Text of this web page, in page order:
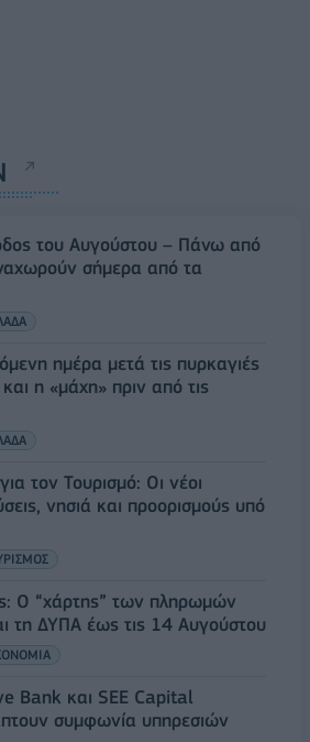
του Αυγούστου – Πάνω από
σήμερα από τα
ημέρα μετά τις πυρκαγιές
η «μάχη» πριν από τις
τον Τουρισμό: Οι νέοι
νησιά και προορισμούς υπό
Ο “χάρτης” των πληρωμών
τη ΔΥΠΑ έως τις 14 Αυγούστου
Bank και SEE Capital
συμφωνία υπηρεσιών